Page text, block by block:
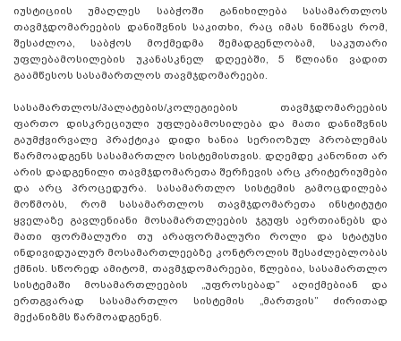
იუსტიციის უმაღლეს საბჭოში განიხილება სასამართლოს
თავმჯდომარეების დანიშვნის საკითხი, რაც იმას ნიშნავს რომ,
შესაძლოა, საბჭოს მოქმედმა შემადგენლობამ, საკუთარი
უფლებამოსილების უკანასკნელ დღეებში, 5 წლიანი ვადით
გაამწესოს სასამართლოს თავმჯდომარეები.
სასამართლოს/პალატების/კოლეგიების თავმჯდომარეების
ფართო დისკრეციული უფლებამოსილება და მათი დანიშვნის
გაუმჭვირვალე პრაქტიკა დიდი ხანია სერიოზულ პრობლემას
წარმოადგენს სასამართლო სისტემისთვის. დღემდე კანონით არ
არის დადგენილი თავმჯდომარეთა შერჩევის არც კრიტერიუმები
და არც პროცედურა. სასამართლო სისტემის გამოცდილება
მოწმობს, რომ სასამართლოს თავმჯდომარეთა ინსტიტუტი
ყველაზე გავლენიანი მოსამართლეების ჯგუფს აერთიანებს და
მათი ფორმალური თუ არაფორმალური როლი და სტატუსი
ინდივიდუალურ მოსამართლეებზე კონტროლის შესაძლებლობას
ქმნის. სწორედ ამიტომ, თავმჯდომარეები, წლებია, სასამართლო
სისტემაში მოსამართლეების „უფროსებად” აღიქმებიან და
ერთგვარად სასამართლო სისტემის „მართვის” ძირითად
მექანიზმს წარმოადგენენ.